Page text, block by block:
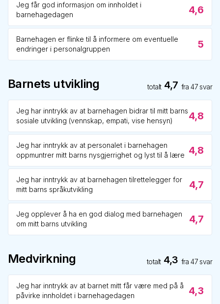
Jeg får god informasjon om innholdet i
barnehagedagen
4,6
Barnehagen er flinke til å informere om eventuelle
endringer i personalgruppen
5
Barnets utvikling totalt 4,7 fra47 svar
Jeg har inntrykk av at barnehagen bidrar til mitt barns
sosiale utvikling (vennskap, empati, vise hensyn)
4,8
Jeg har inntrykk av at personalet i barnehagen
oppmuntrer mitt barns nysgjerrighet og lyst til å lære 4,8
Jeg har inntrykk av at barnehagen tilrettelegger for
mitt barns språkutvikling
4,7
Jeg opplever å ha en god dialog med barnehagen
om mitt barns utvikling
4,7
Medvirkning totalt 4,3 fra47 svar
Jeg har inntrykk av at barnet mitt får være med på å
påvirke innholdet i barnehagedagen
4,3